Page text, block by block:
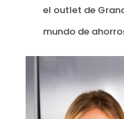
el outlet de
mundo de